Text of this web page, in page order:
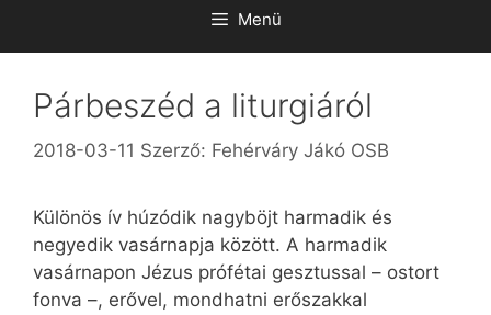
Menü
Párbeszéd a liturgiáról
2018-03-11 Szerző: Fehérváry Jákó OSB
Különös ív húzódik nagyböjt harmadik és
negyedik vasárnapja között. A harmadik
vasárnapon ­Jézus prófétai gesztussal – ostort
fonva –, erővel, mondhatni erőszakkal